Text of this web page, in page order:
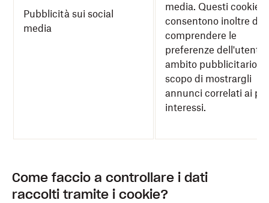
Pubblicità sui social
media
media. Questi cookie
consentono inoltre di
comprendere le
preferenze dell'utente
ambito pubblicitario
scopo di mostrargli
annunci correlati ai
interessi.
Come faccio a controllare i dati
raccolti tramite i cookie?